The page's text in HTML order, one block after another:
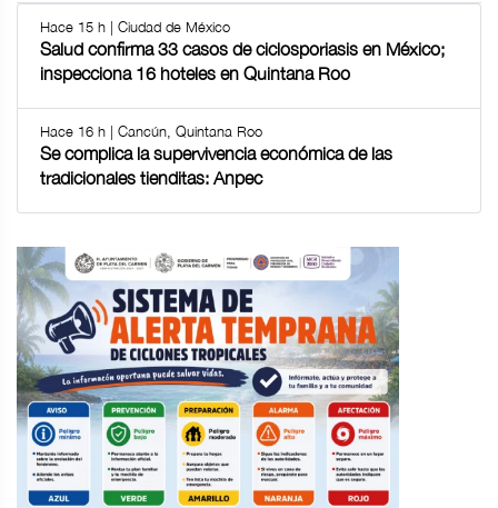
Hace 15 h | Ciudad de México
Salud confirma 33 casos de ciclosporiasis en México;
inspecciona 16 hoteles en Quintana Roo
Hace 16 h | Cancún, Quintana Roo
Se complica la supervivencia económica de las
tradicionales tienditas: Anpec